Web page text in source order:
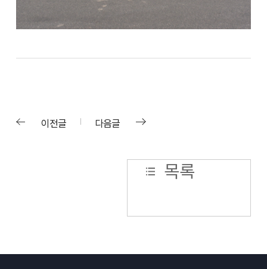
이전글 다음글
목록